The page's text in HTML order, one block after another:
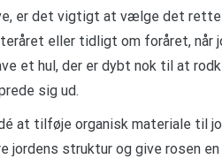
er det vigtigt at vælge det
eller tidligt om foråret, når
et hul, der er dybt nok til at
sig ud.
at tilføje organisk materiale til
jordens struktur og give rosen